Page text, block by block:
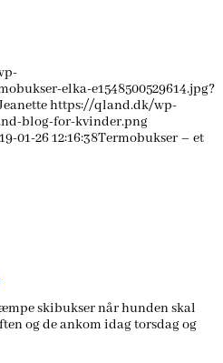
elka-e1548500529614.jpg?
https://qland.dk/wp-
blog-for-kvinder.png
01-26 12:16:38Termobukser – et
skibukser når hunden skal
og de ankom idag torsdag og